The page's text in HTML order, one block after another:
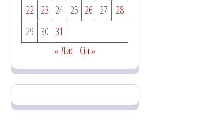
22 23 24 25 26 27
28
29 30 31
« Лис Січ »